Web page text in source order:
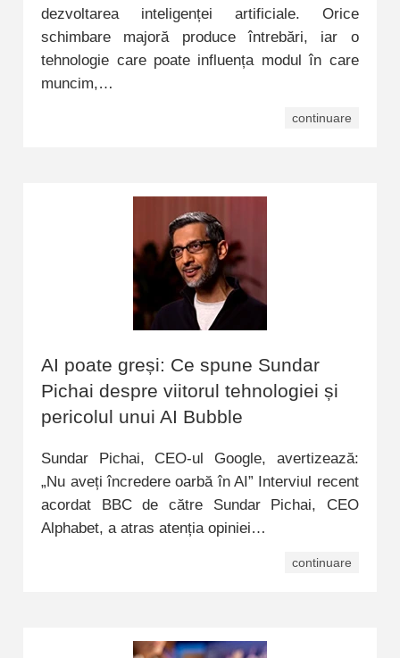
dezvoltarea inteligenței artificiale. Orice
schimbare majoră produce întrebări, iar o
tehnologie care poate influența modul în care
muncim,…
continuare
AI poate greși: Ce spune Sundar
Pichai despre viitorul tehnologiei și
pericolul unui AI Bubble
Sundar Pichai, CEO-ul Google, avertizează:
„Nu aveți încredere oarbă în AI” Interviul recent
acordat BBC de către Sundar Pichai, CEO
Alphabet, a atras atenția opiniei…
continuare